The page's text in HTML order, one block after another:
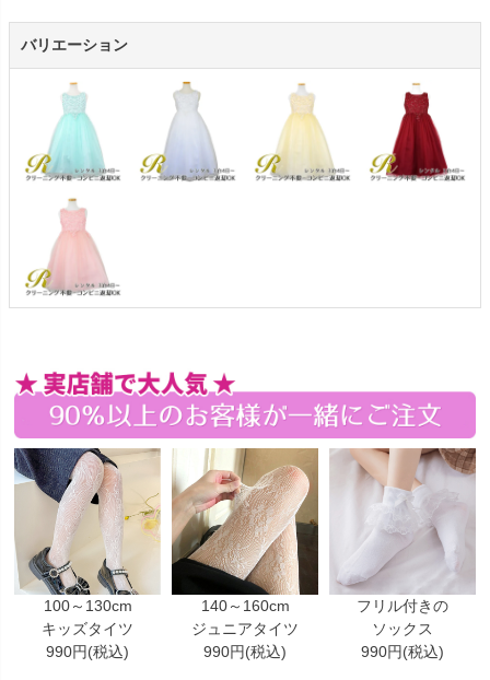
バリエーション
100～130cm
キッズタイツ
990円(税込)
140～160cm
ジュニアタイツ
990円(税込)
フリル付きの
ソックス
990円(税込)